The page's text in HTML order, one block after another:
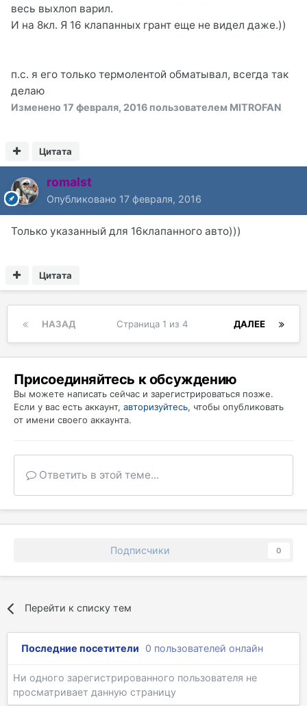
весь выхлоп варил.
И на 8кл. Я 16 клапанных грант еще не видел даже.))
п.с. я его только термолентой обматывал, всегда так
делаю
Изменено 17 февраля, 2016 пользователем MITROFAN
Цитата
romalst
Опубликовано 17 февраля, 2016
Только указанный для 16клапанного авто)))
Цитата
НАЗАД ДАЛЕЕ
Страница 1 из 4
Присоединяйтесь к обсуждению
Вы можете написать сейчас и зарегистрироваться позже.
Если у вас есть аккаунт, авторизуйтесь, чтобы опубликовать
от имени своего аккаунта.
Ответить в этой теме...
Подписчики 0
Перейти к списку тем
Последние посетители 0 пользователей онлайн
Ни одного зарегистрированного пользователя не
просматривает данную страницу